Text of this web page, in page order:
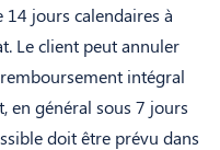
jours calendaires à
Le client peut annuler
intégral
en général sous 7 jours
doit être prévu dans